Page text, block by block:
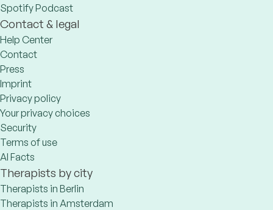
Spotify Podcast
Contact & legal
Help Center
Contact
Press
Imprint
Privacy policy
Your privacy choices
Security
Terms of use
AI Facts
Therapists by city
Therapists in Berlin
Therapists in Amsterdam